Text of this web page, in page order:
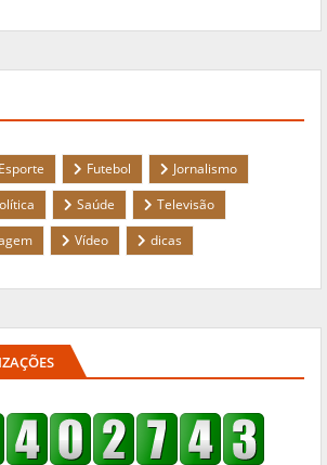
Esporte Futebol
Jornalismo
Saúde
Televisão
Vídeo dicas